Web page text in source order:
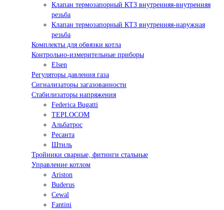
Клапан термозапорный КТЗ внутренняя-внутренняя
резьба
Клапан термозапорный КТЗ внутренняя-наружная
резьба
Комплекты для обвязки котла
Контрольно-измерительные приборы
Elsen
Регуляторы давления газа
Сигнализаторы загазованности
Стабилизаторы напряжения
Federica Bugatti
TEPLOCOM
Альбатрос
Ресанта
Штиль
Тройники сварные, фитинги стальные
Управление котлом
Ariston
Buderus
Cewal
Fantini